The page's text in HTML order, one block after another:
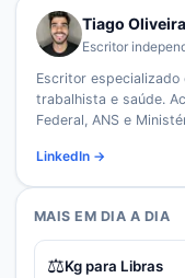
Tiago Oliveira
Escritor
Escritor
trabalhista e saúde.
Federal, ANS e
LinkedIn →
MAIS EM DIA A DIA
⚖️Kg para Libras